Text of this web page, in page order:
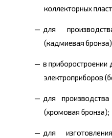
коллекторных
для
(кадмиевая
в
электроприборов
для
(хромовая бронза);
для